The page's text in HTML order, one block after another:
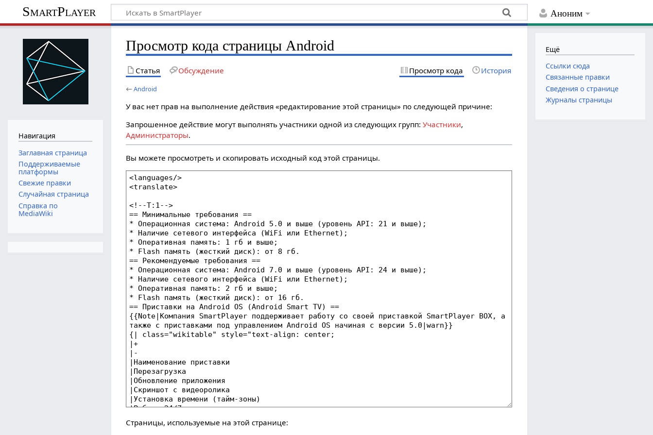
Аноним
SmartPlayer
Просмотр кода страницы Android
Статья Обсуждение Просмотр кода История
←Android
У вас нет прав на выполнение действия «редактирование этой страницы» по следующей причине:
Запрошенное действие могут выполнять участники одной из следующих групп:Участники,
Администраторы.
Вы можете просмотреть и скопировать исходный код этой страницы.
Страницы, используемые на этой странице:
Навигация
Заглавная страница
Поддерживаемые
платформы
Свежие правки
Случайная страница
Справка по
MediaWiki
Ещё
Ссылки сюда
Связанные правки
Сведения о странице
Журналы страницы